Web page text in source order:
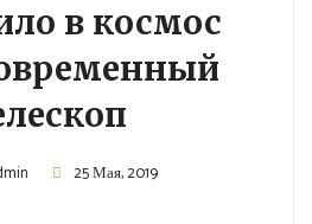
в космос
25 Мая, 2019